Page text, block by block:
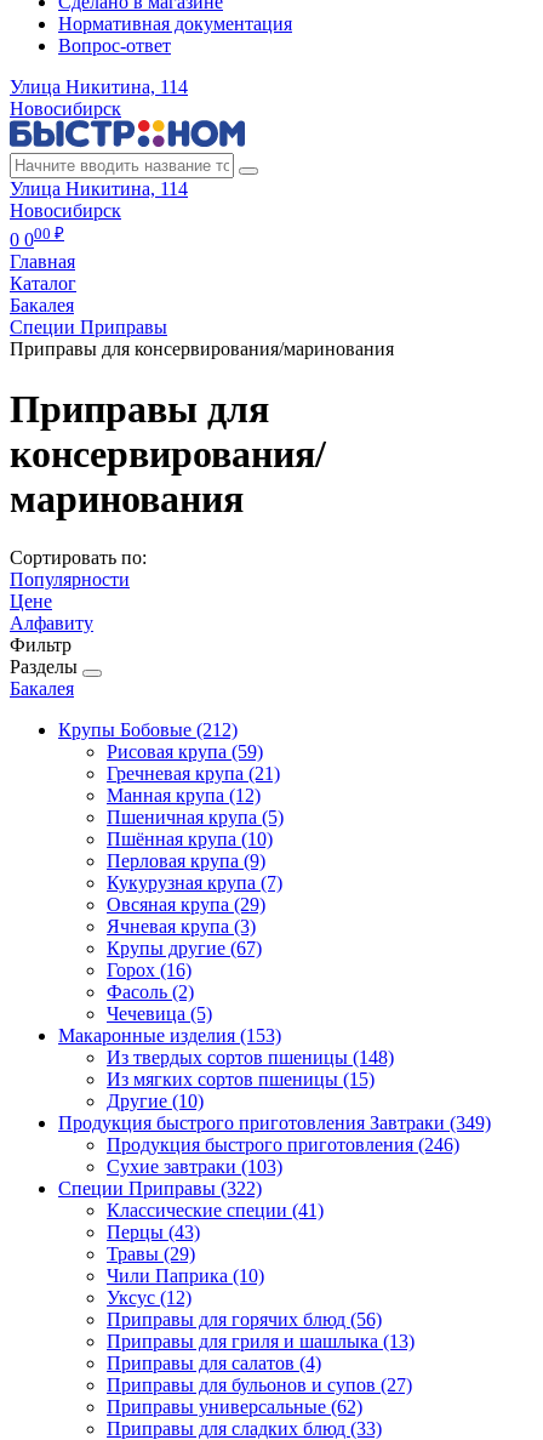
Нормативная документация
Вопрос-ответ
Улица Никитина, 114
Новосибирск
Улица Никитина, 114
Новосибирск
0 000 ₽
Главная
Каталог
Бакалея
Специи Приправы
Приправы для консервирования/маринования
Приправы для
консервирования/
маринования
Сортировать по:
Популярности
Цене
Алфавиту
Фильтр
Разделы
Бакалея
Крупы Бобовые (212)
Рисовая крупа (59)
Гречневая крупа (21)
Манная крупа (12)
Пшеничная крупа (5)
Пшённая крупа (10)
Перловая крупа (9)
Кукурузная крупа (7)
Овсяная крупа (29)
Ячневая крупа (3)
Крупы другие (67)
Горох (16)
Фасоль (2)
Чечевица (5)
Макаронные изделия (153)
Из твердых сортов пшеницы (148)
Из мягких сортов пшеницы (15)
Другие (10)
Продукция быстрого приготовления Завтраки (349)
Продукция быстрого приготовления (246)
Сухие завтраки (103)
Специи Приправы (322)
Классические специи (41)
Перцы (43)
Травы (29)
Чили Паприка (10)
Уксус (12)
Приправы для горячих блюд (56)
Приправы для гриля и шашлыка (13)
Приправы для салатов (4)
Приправы для бульонов и супов (27)
Приправы универсальные (62)
Приправы для сладких блюд (33)